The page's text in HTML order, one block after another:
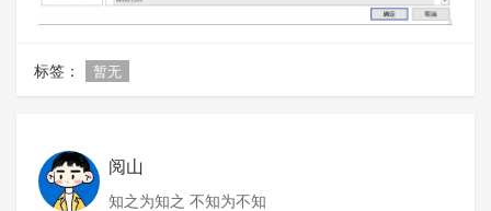
标签： 暂无
阅山
知之为知之 不知为不知